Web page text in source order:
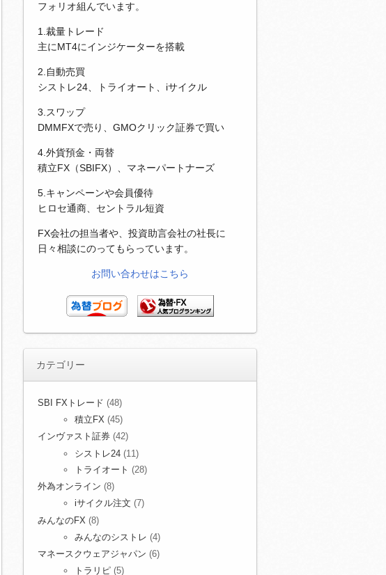
フォリオ組んでいます。
1.裁量トレード
主にMT4にインジケーターを搭載
2.自動売買
シストレ24、トライオート、iサイクル
3.スワップ
DMMFXで売り、GMOクリック証券で買い
4.外貨預金・両替
積立FX（SBIFX）、マネーパートナーズ
5.キャンペーンや会員優待
ヒロセ通商、セントラル短資
FX会社の担当者や、投資助言会社の社長に
日々相談にのってもらっています。
お問い合わせはこちら
カテゴリー
SBI FXトレード (48)
積立FX (45)
インヴァスト証券 (42)
シストレ24 (11)
トライオート (28)
外為オンライン (8)
iサイクル注文 (7)
みんなのFX (8)
みんなのシストレ (4)
マネースクウェアジャパン (6)
トラリピ (5)